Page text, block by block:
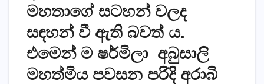
මහතාගේ සටහන් වලද
සඳහන් වී ඇති බවත් ය.
එමෙන් ම ෂර්මිලා අබුසාලි
මහත්මිය පවසන පරිදි අරාබි